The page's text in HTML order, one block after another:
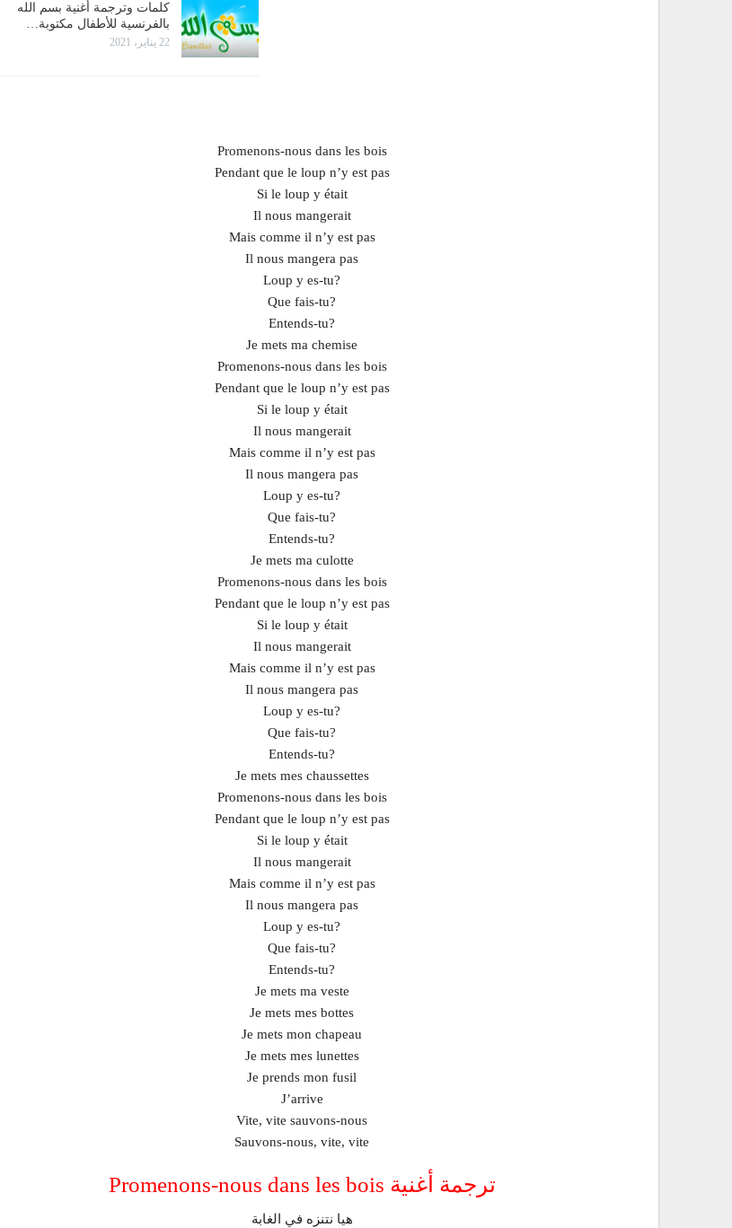
كلمات وترجمة أغنية بسم الله
بالفرنسية للأطفال مكتوبة…
22 يناير، 2021
Promenons-nous dans les bois
Pendant que le loup n’y est pas
Si le loup y était
Il nous mangerait
Mais comme il n’y est pas
Il nous mangera pas
Loup y es-tu?
Que fais-tu?
Entends-tu?
Je mets ma chemise
Promenons-nous dans les bois
Pendant que le loup n’y est pas
Si le loup y était
Il nous mangerait
Mais comme il n’y est pas
Il nous mangera pas
Loup y es-tu?
Que fais-tu?
Entends-tu?
Je mets ma culotte
Promenons-nous dans les bois
Pendant que le loup n’y est pas
Si le loup y était
Il nous mangerait
Mais comme il n’y est pas
Il nous mangera pas
Loup y es-tu?
Que fais-tu?
Entends-tu?
Je mets mes chaussettes
Promenons-nous dans les bois
Pendant que le loup n’y est pas
Si le loup y était
Il nous mangerait
Mais comme il n’y est pas
Il nous mangera pas
Loup y es-tu?
Que fais-tu?
Entends-tu?
Je mets ma veste
Je mets mes bottes
Je mets mon chapeau
Je mets mes lunettes
Je prends mon fusil
J’arrive
Vite, vite sauvons-nous
Sauvons-nous, vite, vite
ترجمة أغنية Promenons-nous dans les bois
هيا نتنزه في الغابة